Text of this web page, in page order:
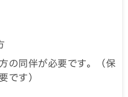
の同伴が必要です。（保
です）